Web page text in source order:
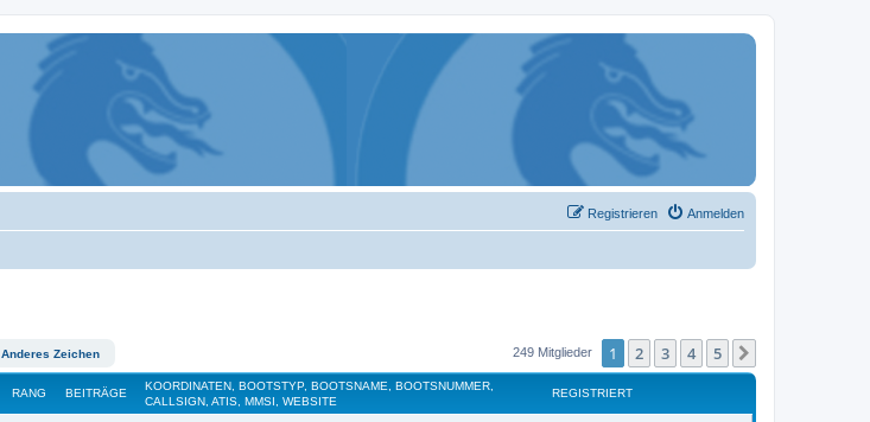
Anmelden
Registrieren
Anderes Zeichen 249 Mitglieder 1 2 3 4 5
RANG BEITRÄGE
KOORDINATEN, BOOTSTYP, BOOTSNAME, BOOTSNUMMER,
CALLSIGN, ATIS, MMSI, WEBSITE
REGISTRIERT